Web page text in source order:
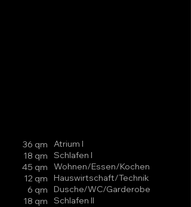
36 qm
18 qm
45 qm
12 qm
6 qm
18 qm
Atrium I
Schlafen I
Wohnen/Essen/Kochen
Hauswirtschaft/Technik
Dusche/WC/Garderobe
Schlafen II